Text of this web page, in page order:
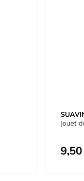
Jouet